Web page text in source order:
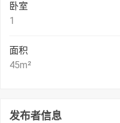
卧室
1
面积
45m²
发布者信息